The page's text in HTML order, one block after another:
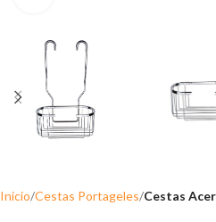
Inicio Cestas Portageles Cestas